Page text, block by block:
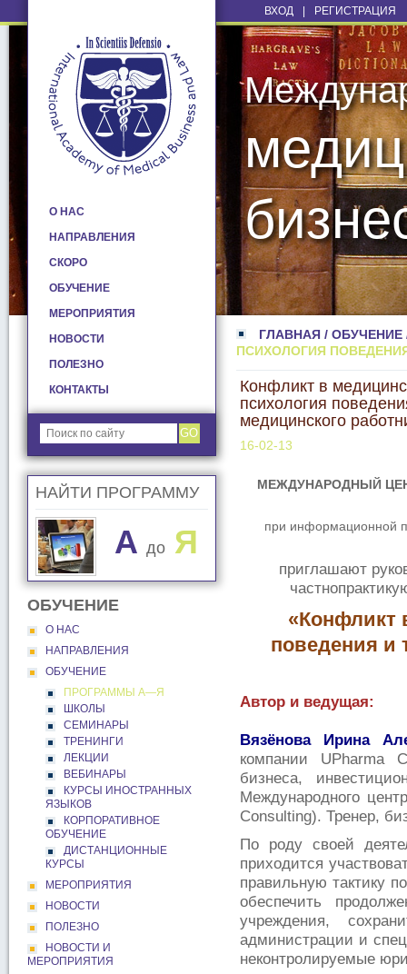
ВХОД РЕГИСТРАЦИЯ
О НАС
НАПРАВЛЕНИЯ
СКОРО
ОБУЧЕНИЕ
МЕРОПРИЯТИЯ
НОВОСТИ
ПОЛЕЗНО
КОНТАКТЫ
GO
НАЙТИ ПРОГРАММУ
A доЯ
ОБУЧЕНИЕ
О НАС
НАПРАВЛЕНИЯ
ОБУЧЕНИЕ
ПРОГРАММЫ А―Я
ШКОЛЫ
СЕМИНАРЫ
ТРЕНИНГИ
ЛЕКЦИИ
ВЕБИНАРЫ
КУРСЫ ИНОСТРАННЫХ
ЯЗЫКОВ
КОРПОРАТИВНОЕ
ОБУЧЕНИЕ
ДИСТАНЦИОННЫЕ
КУРСЫ
МЕРОПРИЯТИЯ
НОВОСТИ
ПОЛЕЗНО
НОВОСТИ И
МЕРОПРИЯТИЯ
ГЛАВНАЯ / ОБУЧЕНИЕ
ПСИХОЛОГИЯ
Конфликт в
психология
медицинского
16-02-13
МЕЖДУНАРОДНЫЙ
при информационной
приглашают
«Конфликт
поведения и
Автор и ведущая:
Вязёнова Ирина
компании UPharma
бизнеса,
Международного
Consulting). Тренер,
По роду своей
приходится
правильную тактику
обеспечить
учреждения,
администрации и
неконтролируемые